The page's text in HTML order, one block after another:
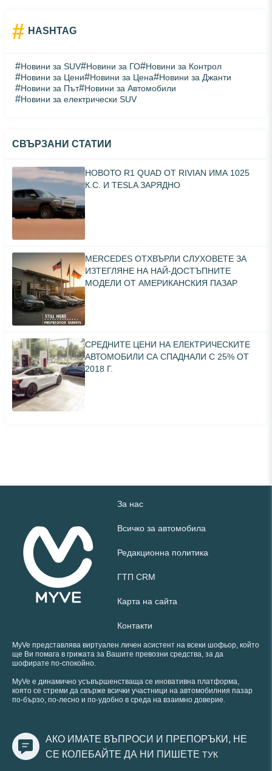
# HASHTAG
#Новини за SUV#Новини за ГО#Новини за Контрол
#Новини за Цени#Новини за Цена#Новини за Джанти
#Новини за Път#Новини за Автомобили
#Новини за електрически SUV
СВЪРЗАНИ СТАТИИ
НОВОТО R1 QUAD ОТ RIVIAN ИМА 1025
К.С. И TESLA ЗАРЯДНО
MERCEDES ОТХВЪРЛИ СЛУХОВЕТЕ ЗА
ИЗТЕГЛЯНЕ НА НАЙ-ДОСТЪПНИТЕ
МОДЕЛИ ОТ АМЕРИКАНСКИЯ ПАЗАР
СРЕДНИТЕ ЦЕНИ НА ЕЛЕКТРИЧЕСКИТЕ
АВТОМОБИЛИ СА СПАДНАЛИ С 25% ОТ
2018 Г.
За нас
Всичко за автомобила
Редакционна политика
ГТП CRM
Карта на сайта
Контакти
MyVe представлява виртуален личен асистент на всеки шофьор, който
ще Ви помага в грижата за Вашите превозни средства, за да
шофирате по-спокойно.
MyVe е динамично усъвършенстваща се иновативна платформа,
която се стреми да свърже всички участници на автомобилния пазар
по-бързо, по-лесно и по-удобно в среда на взаимно доверие.
АКО ИМАТЕ ВЪПРОСИ И ПРЕПОРЪКИ, НЕ
СЕ КОЛЕБАЙТЕ ДА НИ ПИШЕТЕ ТУК